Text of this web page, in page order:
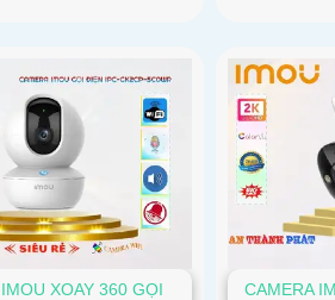
XOAY 360 GỌI
CAMERA